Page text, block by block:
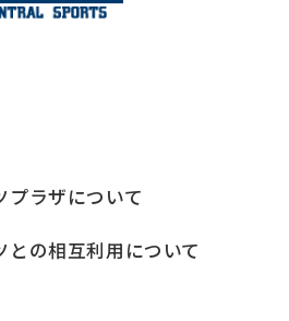
プラザについて
との相互利用について